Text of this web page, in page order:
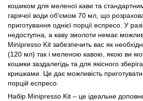
кошиком для меленої кави та
гарячої води об'ємом 70 мл, що
приготування однієї порції еспресо. У
недоступна, а каву змолоти немає
Minipresso Kit забезпечить вас як
(120 мл) так і меленою кавою, якою ви
кошики заздалегідь та для якісного
кришками. Це дає можливість
порцій еспресо.
Набір Minipresso Kit – це ідеальне